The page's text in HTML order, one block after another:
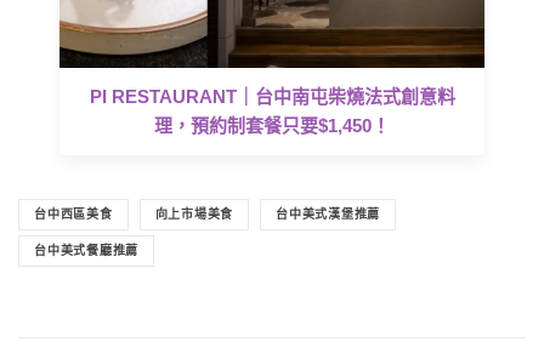
PI RESTAURANT｜台中南屯柴燒法式創意料
理，預約制套餐只要$1,450！
台中西區美食 向上市場美食 台中美式漢堡推薦
台中美式餐廳推薦